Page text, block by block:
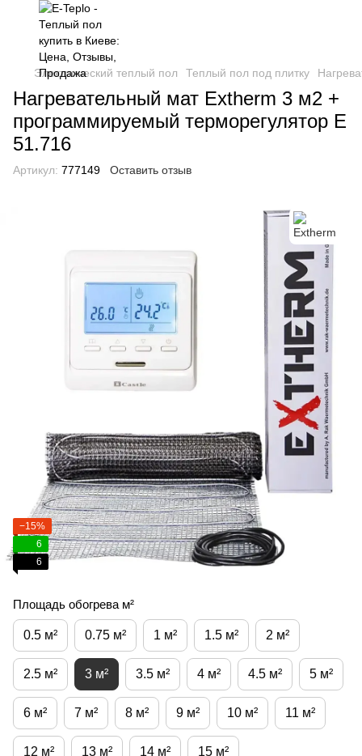
Электрический теплый пол Теплый пол под плитку
Нагревательный мат Extherm 3 м2 +
программируемый терморегулятор Е
51.716
Артикул: 777149 Оставить отзыв
−15%
6
6
Площадь обогрева м²
0.5 м² 0.75 м² 1 м² 1.5 м² 2 м²
2.5 м² 3 м² 3.5 м² 4 м² 4.5 м² 5 м²
6 м² 7 м² 8 м² 9 м² 10 м² 11 м²
12 м² 13 м² 14 м² 15 м²